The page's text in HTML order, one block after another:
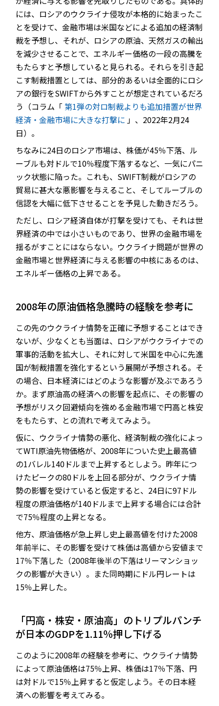
には、ロシアのウクライナ侵攻が本格的に始まったこ
とを受けて、金融市場は米国などによる追加の経済制
裁を予想し、それが、ロシアの原油、天然ガスの輸出
を減少させることで、エネルギー価格の一段の高騰を
もたらすと予想していると見られる。それらを引き起
こす制裁措置としては、部分的あるいは全面的にロシ
アの銀行をSWIFTから外すことが想定されているだろ
う（コラム「 第1弾の対ロ制裁よりも追加措置が世界
経済・金融市場に大きな打撃に 」、2022年2月24
日）。
ちなみに24日のロシア市場は、株価が45％下落、ル
ーブルも対ドルで10％程度下落するなど、一気にパニ
ック状態に陥った。これも、SWIFT制裁がロシアの
貿易に甚大な悪影響を与えること、そしてルーブルの
信認を大幅に低下させることを予見した動きだろう。
ただし、ロシア経済自体が打撃を受けても、それは世
界経済の中では小さいものであり、世界の金融市場を
揺るがすことにはならない。ウクライナ問題が世界の
金融市場と世界経済に与える影響の中核にあるのは、
エネルギー価格の上昇である。
2008年の原油価格急騰時の経験を参考に
この先のウクライナ情勢を正確に予想することはでき
ないが、少なくとも当面は、ロシアがウクライナでの
軍事的活動を拡大し、それに対して米国を中心に先進
国が制裁措置を強化するという展開が予想される。そ
の場合、日本経済にはどのような影響が及ぶであろう
か。まず原油高の経済への影響を起点に、その影響の
予想がリスク回避傾向を強める金融市場で円高と株安
をもたらす、との流れで考えてみよう。
仮に、ウクライナ情勢の悪化、経済制裁の強化によっ
てWTI原油先物価格が、2008年についた史上最高値
の1バレル140ドルまで上昇するとしよう。昨年につ
けたピークの80ドルを上回る部分が、ウクライナ情
勢の影響を受けていると仮定すると、24日に97ドル
程度の原油価格が140ドルまで上昇する場合には合計
で75％程度の上昇となる。
他方、原油価格が急上昇し史上最高値を付けた2008
年前半に、その影響を受けて株価は高値から安値まで
17％下落した（2008年後半の下落はリーマンショッ
クの影響が大きい）。また同時期にドル円レートは
15％上昇した。
「円高・株安・原油高」のトリプルパンチ
が日本のGDPを1.11％押し下げる
このように2008年の経験を参考に、ウクライナ情勢
によって原油価格は75％上昇、株価は17％下落、円
は対ドルで15％上昇すると仮定しよう。その日本経
済への影響を考えてみる。